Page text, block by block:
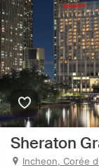
Sheraton
Incheon, Corée